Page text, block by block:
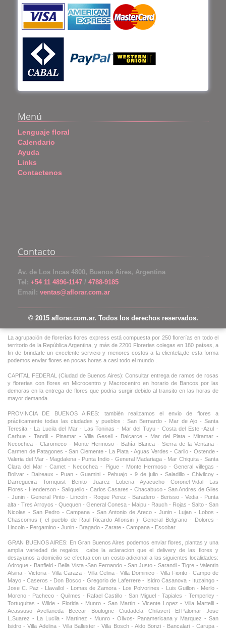
Menú
Lenguaje floral
Calendario
Ayuda
Links
Contactenos
Contacto
Av. de Los Incas 4800, Buenos Aires, Argentina
Tel: +54 11 4896-1147 / 4788-9185
Email: ventas@aflorar.com.ar
© 2015 aflorar.com.ar. Todos los derechos reservados.
La agrupación de florerías flores express está compuesta por 250 florerías en todo el
territorio de la República Argentina, y más de 2200 Florerias colegas en 180 países, a
fin de brindarle un excelente servicio y menores costos a la clientela,de esta forma
podemos enviar flores en pocas horas a casi todo el mundo .
CAPITAL FEDERAL (Ciudad de Buenos Aires): Consultar entrega de ramos de rosas
y florerias con flores en Microcentro y Macrocentro en horario de Bancos por las
demoras en la entrega de flores que podria surgir debido al transito en las horas de
mayor demanda.
PROVINCIA DE BUENOS AIRES: también realizamos el envio de flores a
prácticamente todas las ciudades y pueblos : San Bernardo - Mar de Ajo - Santa
Teresita - La Lucila del Mar - Las Toninas - Mar del Tuyu - Costa del Este -Azul -
Carhue - Tandil - Pinamar - Villa Gesell - Balcarce - Mar del Plata - Miramar -
Necochea - Claromeco - Monte Hermoso - Bahía Blanca - Sierra de la Ventana -
Carmen de Patagones - San Clemente - La Plata - Aguas Verdes - Carilo - Ostende -
Valeria del Mar - Magdalena - Punta Indio - General Madariaga - Mar Chiquita - Santa
Clara del Mar - Camet - Necochea - Pigue - Monte Hermoso - General villegas -
Bolivar - Daireaux - Puan - Guamini - Pehuajo - 9 de julio - Saladillo - Chivilcoy -
Darregueira - Tornquist - Benito - Juarez - Loberia - Ayacucho - Coronel Vidal - Las
Flores - Henderson - Saliquello - Carlos Casares - Chacabuco - San Andres de Giles
- Junin - General Pinto - Lincoln - Roque Perez - Baradero - Berisso - Vedia - Punta
alta - Tres Arroyos - Quequen - General Conesa - Maipu - Rauch - Rojas - Salto - San
Nicolas - San Pedro - Campana - San Antonio de Areco - Junin - Lujan - Lobos -
Chascomus ( el pueblo de Raul Ricardo Alfonsin )- General Belgrano - Dolores -
Lincoln - Pergamino - Junin - Bragado - Zarate - Campana - Escobar
GRAN BUENOS AIRES: En Gran Buenos Aires podemos enviar flores, plantas y una
amplia variedad de regalos , cabe la aclaracion que el delivery de las flores y
desayunos a domicilio se efectua con un costo adicional a las siguientes localidades:
Adrogue - Banfield - Bella Vista -San Fernando - San Justo - Sarandi - Tigre - Valentin
Alsina - Victoria - Villa Caraza - Villa Celina - Villa Dominico - Villa Fiorito - Campo de
Mayo - Caseros - Don Bosco - Gregorio de Laferrere - Isidro Casanova - Ituzaingo -
Jose C. Paz - Llavallol - Lomas de Zamora - Los Polvorines - Luis Guillon - Merlo -
Moreno - Pacheco - Quilmes - Rafael Castillo - San Miguel - Tapiales - Temperley -
Tortuguitas - Wilde - Florida - Munro - San Martin - Vicente Lopez - Villa Martelli -
Acassuso - Avellaneda - Beccar - Boulogne - Ciudadela - Chilavert - El Palomar - Jose
L.Suarez - La Lucila - Martinez - Munro - Olivos- Panamericana y Marquez - San
Isidro - Villa Adelina - Villa Ballester - Villa Bosch - Aldo Bonzi - Bancalari - Carupa -